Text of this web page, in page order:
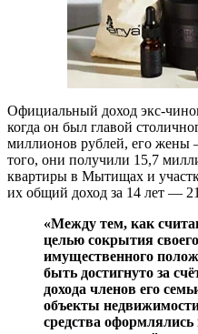
Официальный доход экс-
когда он был главой
миллионов рублей, его
того, они получили 15,7
квартиры в Мытищах и
их общий доход за 14 лет —
«Между тем, как
целью сокрытия
имущественного
быть достигнуто за
дохода членов его
объекты
средства